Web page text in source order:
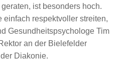
ist besonders hoch.
einfach respektvoller streiten,
Gesundheitspsychologe Tim
an der Bielefelder
Diakonie.